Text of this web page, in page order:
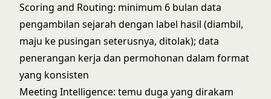
Scoring and Routing: minimum 6 bulan data
pengambilan sejarah dengan label hasil (diambil,
maju ke pusingan seterusnya, ditolak); data
penerangan kerja dan permohonan dalam format
yang konsisten
Meeting Intelligence: temu duga yang dirakam